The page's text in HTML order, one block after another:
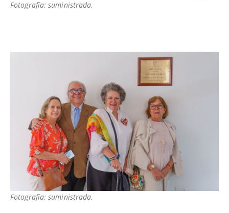
Fotografía: suministrada.
Fotografía: suministrada.